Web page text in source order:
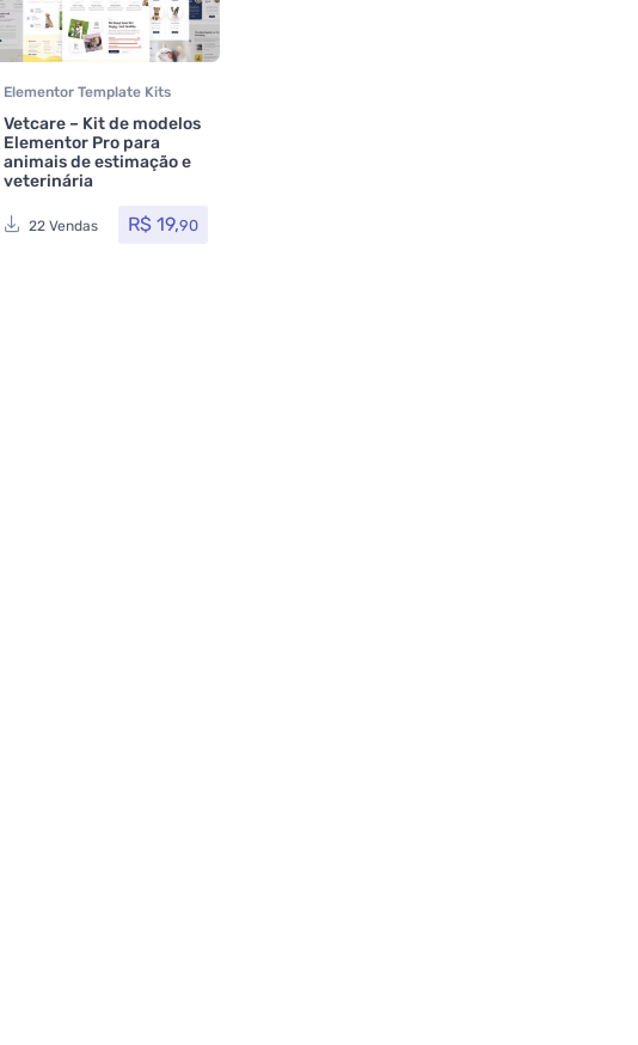
Elementor Template Kits
Vetcare – Kit de modelos
Elementor Pro para
animais de estimação e
veterinária
22 Vendas R$19,90